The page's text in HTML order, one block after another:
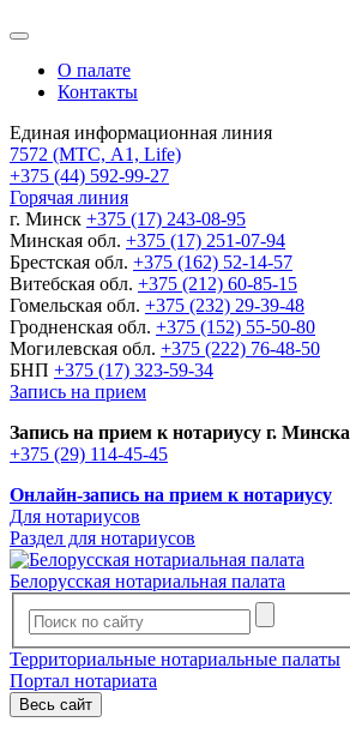
О палате
Контакты
Единая информационная линия
7572 (МТС, A1, Life)
+375 (44) 592-99-27
Горячая линия
г. Минск +375 (17) 243-08-95
Минская обл. +375 (17) 251-07-94
Брестская обл. +375 (162) 52-14-57
Витебская обл. +375 (212) 60-85-15
Гомельская обл. +375 (232) 29-39-48
Гродненская обл. +375 (152) 55-50-80
Могилевская обл. +375 (222) 76-48-50
БНП +375 (17) 323-59-34
Запись на прием
Запись на прием к нотариусу г. Минска
+375 (29) 114-45-45
Онлайн-запись на прием к нотариусу
Для нотариусов
Раздел для нотариусов
Белорусская нотариальная палата
Территориальные нотариальные палаты
Портал нотариата
Весь сайт